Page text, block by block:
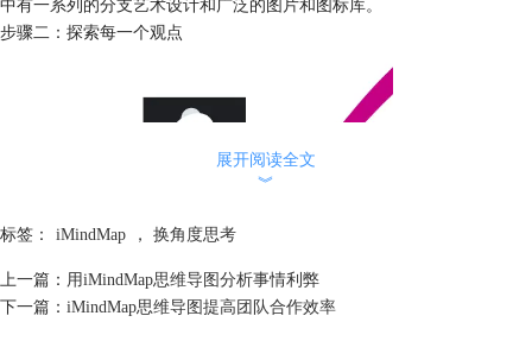
中有一系列的分支艺术设计和广泛的图片和图标库。
步骤二：探索每一个观点
展开阅读全文
︾
标签： iMindMap ， 换角度思考
上一篇： 用iMindMap思维导图分析事情利弊
下一篇： iMindMap思维导图提高团队合作效率